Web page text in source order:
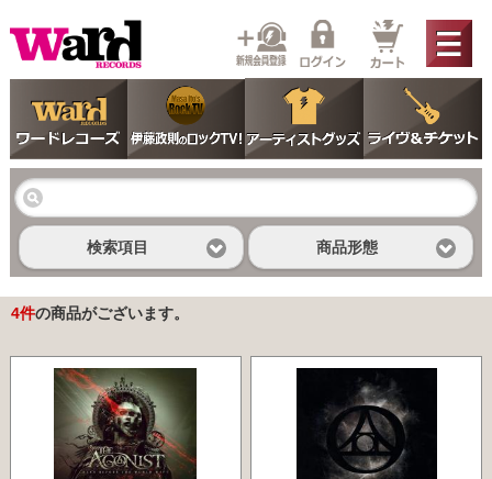
検索項目 商品形態
4件の商品がございます。